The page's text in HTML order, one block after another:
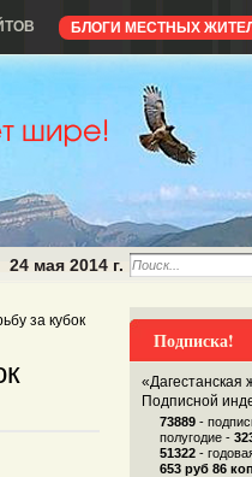
БЛОГИ МЕСТНЫХ
24 мая 2014 г.
за кубок
Подписка!
«Дагестанская
Подписной
73889 -
полугодие -
51322 -
653 руб 86 коп